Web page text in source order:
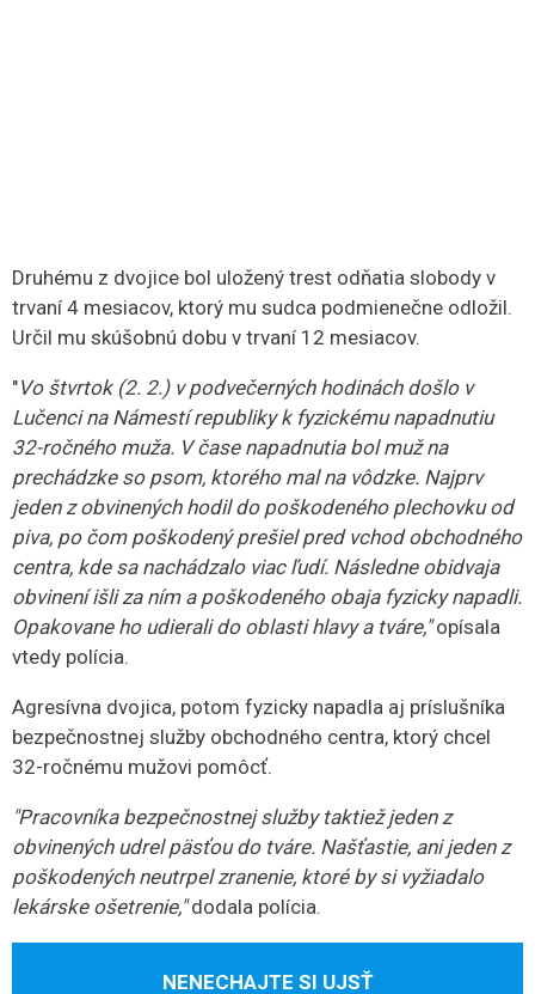
Druhému z dvojice bol uložený trest odňatia slobody v
trvaní 4 mesiacov, ktorý mu sudca podmienečne odložil.
Určil mu skúšobnú dobu v trvaní 12 mesiacov.
"Vo štvrtok (2. 2.) v podvečerných hodinách došlo v
Lučenci na Námestí republiky k fyzickému napadnutiu
32-ročného muža. V čase napadnutia bol muž na
prechádzke so psom, ktorého mal na vôdzke. Najprv
jeden z obvinených hodil do poškodeného plechovku od
piva, po čom poškodený prešiel pred vchod obchodného
centra, kde sa nachádzalo viac ľudí. Následne obidvaja
obvinení išli za ním a poškodeného obaja fyzicky napadli.
Opakovane ho udierali do oblasti hlavy a tváre,"opísala
vtedy polícia.
Agresívna dvojica, potom fyzicky napadla aj príslušníka
bezpečnostnej služby obchodného centra, ktorý chcel
32-ročnému mužovi pomôcť.
"Pracovníka bezpečnostnej služby taktiež jeden z
obvinených udrel päsťou do tváre. Našťastie, ani jeden z
poškodených neutrpel zranenie, ktoré by si vyžiadalo
lekárske ošetrenie,"dodala polícia.
NENECHAJTE SI UJSŤ